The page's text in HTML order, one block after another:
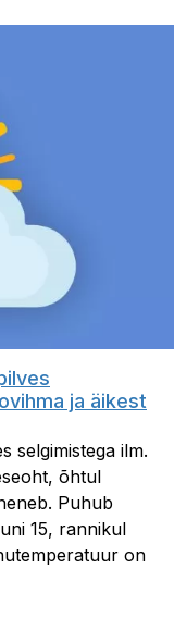
ja äikest
selgimistega ilm.
õhtul
Puhub
15, rannikul
on